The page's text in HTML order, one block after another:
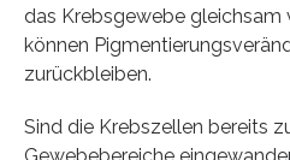
das Krebsgewebe gleichsam
können
zurückbleiben.
Sind die Krebszellen bereits
Gewebebereiche